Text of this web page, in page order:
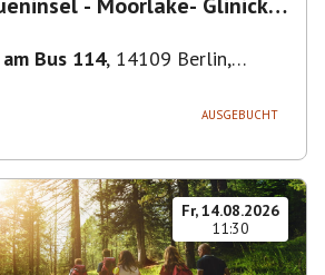
Bus 114, 14109 Berlin,
AUSGEBUCHT
Fr, 14.08.2026
11:30